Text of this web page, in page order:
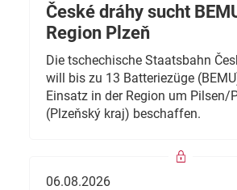
České dráhy sucht
Region Plzeň
Die tschechische Staatsbahn
will bis zu 13 Batteriezüge
Einsatz in der Region um Pilsen/
(Plzeňský kraj) beschaffen.
06.08.2026